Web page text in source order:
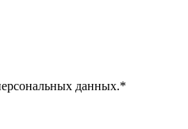
данных.*